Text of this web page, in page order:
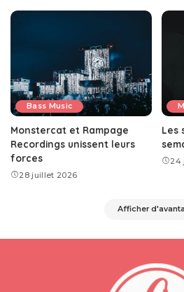
Bass Music
Monstercat et Rampage
Recordings unissent leurs
forces
28 juillet 2026
Les
24
Afficher